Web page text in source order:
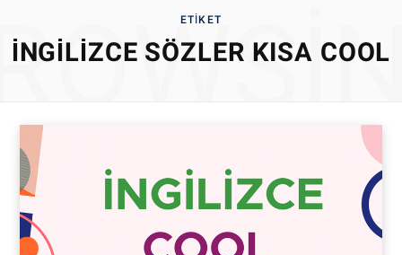
ETIKET
İNGILIZCE SÖZLER KISA COOL